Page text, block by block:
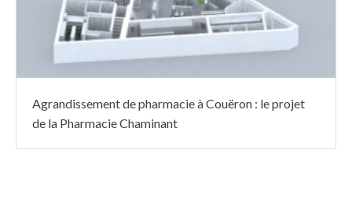
Agrandissement de pharmacie à Couëron : le projet
de la Pharmacie Chaminant